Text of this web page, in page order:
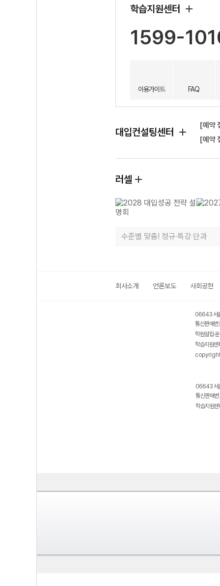
학습지원센터
1599-
이용가이드 FAQ
대입컨설팅센터
[예약
[예약
러셀
수준별 맞춤! 정규·특강 단과
회사소개 언론보도 사회공헌
06643 서
통신판매
학원설립·
학습지원
06643 서
통신판매
학습지원